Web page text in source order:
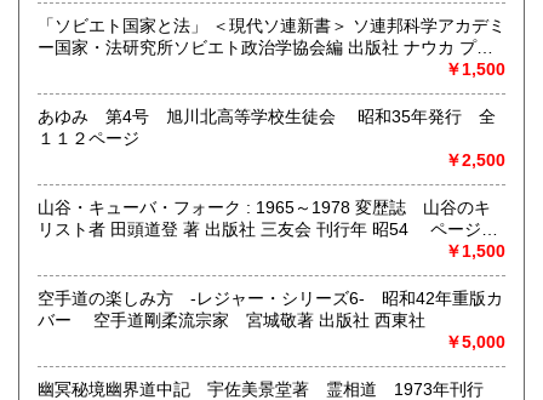
「ソビエト国家と法」 ＜現代ソ連新書＞ ソ連邦科学アカデミ
ー国家・法研究所ソビエト政治学協会編 出版社 ナウカ プロ
￥1,500
あゆみ 第4号 旭川北高等学校生徒会 昭和35年発行 全
１１２ページ
￥2,500
山谷・キューバ・フォーク : 1965～1978 変歴誌 山谷のキ
リスト者 田頭道登 著 出版社 三友会 刊行年 昭54 ページ数
￥1,500
空手道の楽しみ方 -レジャー・シリーズ6- 昭和42年重版カ
バー 空手道剛柔流宗家 宮城敬著 出版社 西東社
￥5,000
幽冥秘境幽界道中記 宇佐美景堂著 霊相道 1973年刊行